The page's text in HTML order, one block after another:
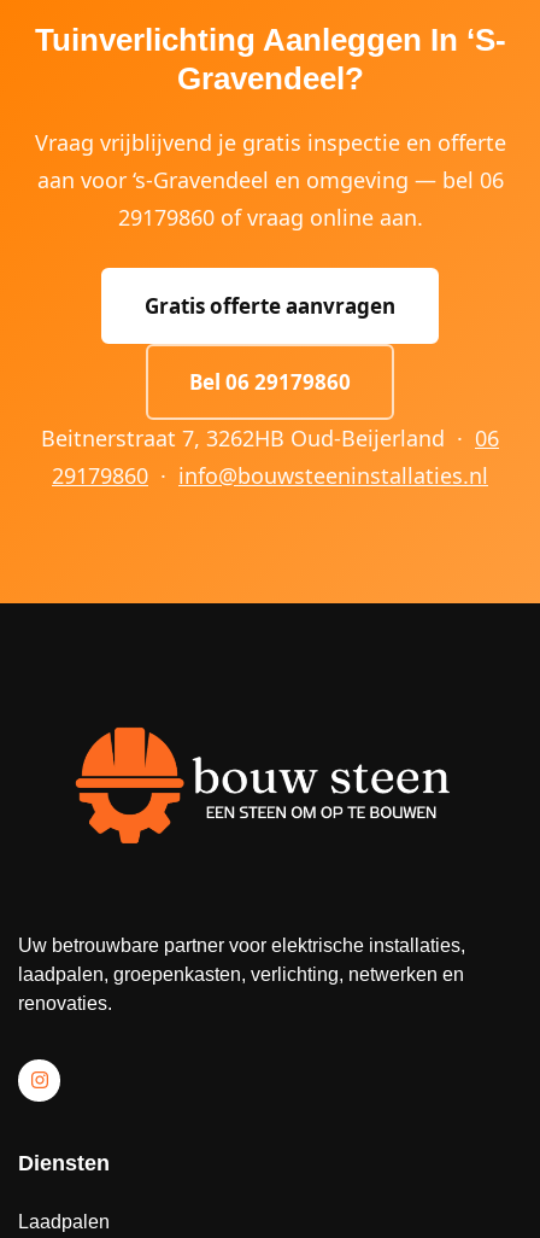
Tuinverlichting Aanleggen In ‘s-
Gravendeel?
Vraag vrijblijvend je gratis inspectie en offerte
aan voor ‘s-Gravendeel en omgeving — bel 06
29179860 of vraag online aan.
Gratis offerte aanvragen
Bel 06 29179860
Beitnerstraat 7, 3262HB Oud-Beijerland · 06
29179860 · info@bouwsteeninstallaties.nl
Uw betrouwbare partner voor elektrische installaties,
laadpalen, groepenkasten, verlichting, netwerken en
renovaties.
Diensten
Laadpalen